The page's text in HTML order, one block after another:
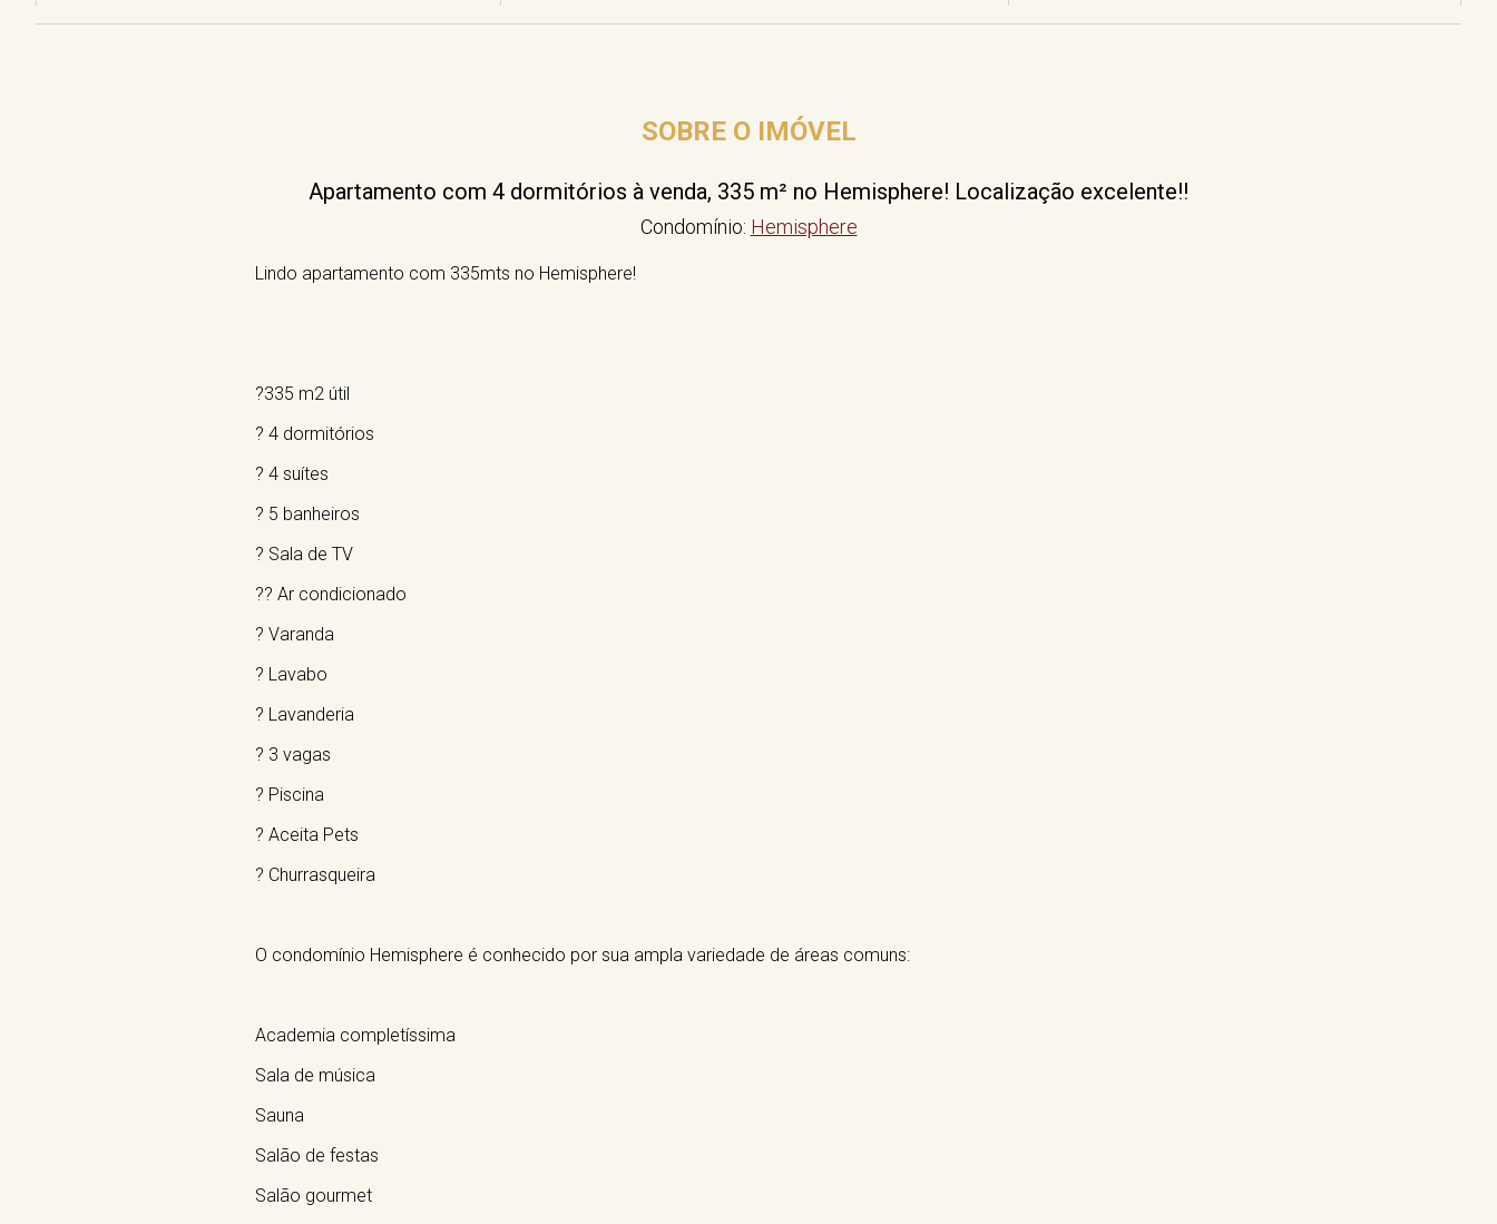
SOBRE O IMÓVEL
Apartamento com 4 dormitórios à venda, 335 m² no Hemisphere! Localização excelente!!
Condomínio: Hemisphere
Lindo apartamento com 335mts no Hemisphere!
?335 m2 útil
? 4 dormitórios
? 4 suítes
? 5 banheiros
? Sala de TV
?? Ar condicionado
? Varanda
? Lavabo
? Lavanderia
? 3 vagas
? Piscina
? Aceita Pets
? Churrasqueira
O condomínio Hemisphere é conhecido por sua ampla variedade de áreas comuns:
Academia completíssima
Sala de música
Sauna
Salão de festas
Salão gourmet